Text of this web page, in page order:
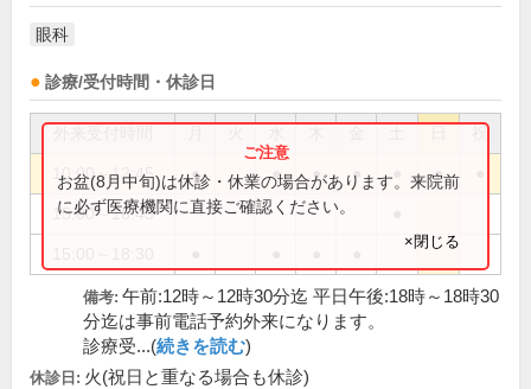
眼科
診療/受付時間・休診日
祝
10:00～12:45 ● ● ● ● ●
15:00～16:45
お盆(8月中旬)は休診・休業の場合があります。来院前
に必ず医療機関に直接ご確認ください。
×閉じる
備考: 午前:12時～12時30分迄 平日午後:18時～18時30
分迄は事前電話予約外来になります。
診療受...(続きを読む)
休診日: 火(祝日と重なる場合も休診)